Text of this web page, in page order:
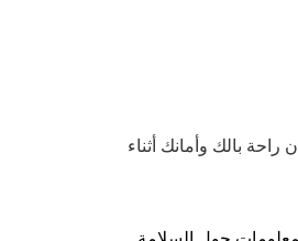
بالك وأمانك أثناء